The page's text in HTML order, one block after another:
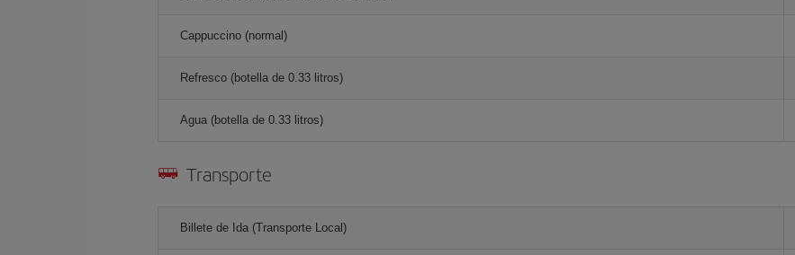
Cappuccino (normal)
Refresco (botella de 0.33 litros)
Agua (botella de 0.33 litros)
Transporte
Billete de Ida (Transporte Local)